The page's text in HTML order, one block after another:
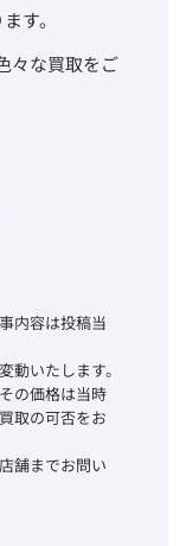
す。
々な買取をご
内容は投稿当
動いたします。
の価格は当時
取の可否をお
舗までお問い